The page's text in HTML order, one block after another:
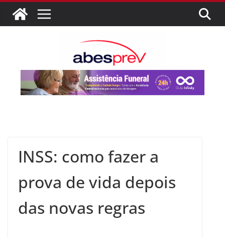
INSS: como fazer a
prova de vida depois
das novas regras